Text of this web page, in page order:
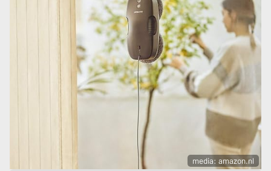
media: amazon.nl